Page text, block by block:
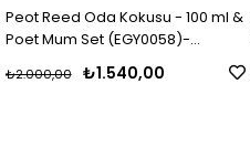
Peot Reed Oda Kokusu - 100 ml &
Poet Mum Set (EGY0058)-
₺1.540,00
₺2.000,00